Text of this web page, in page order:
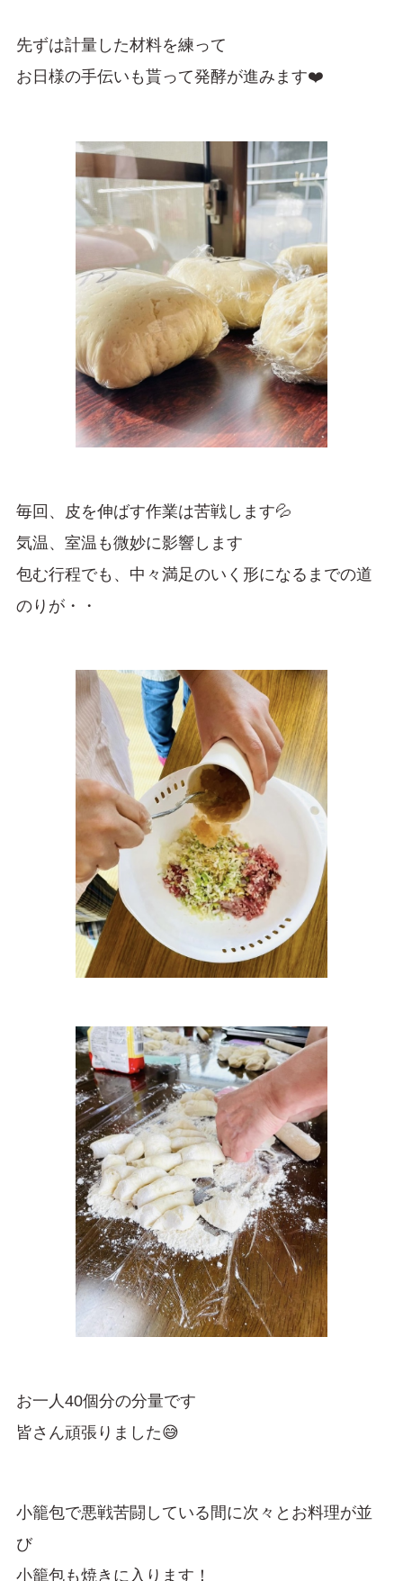
先ずは計量した材料を練って
お日様の手伝いも貰って発酵が進みます❤️
毎回、皮を伸ばす作業は苦戦します💦
気温、室温も微妙に影響します
包む行程でも、中々満足のいく形になるまでの道
のりが・・
お一人40個分の分量です
皆さん頑張りました😅
小籠包で悪戦苦闘している間に次々とお料理が並
び
小籠包も焼きに入ります！